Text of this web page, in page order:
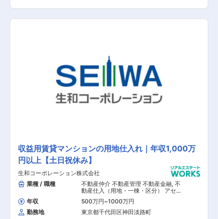
計画の作成（期中管理）などを行っていただきま
物件の管理 ■保有物件の運営計画の作成 【担当
収益用賃貸マンションの用地仕入れ｜年収1,000万
円以上【土日祝休み】
生和コーポレーション株式会社
業種 / 職種
不動産仲介 不動産管理 不動産金融, 不
動産仕入（用地・一棟・区分） アセッ
トマネジメント その他（土木設計・測
量） その他（建築設計・積算）
年収 500万円~1000万円
勤務地
東京都千代田区神田淡路町